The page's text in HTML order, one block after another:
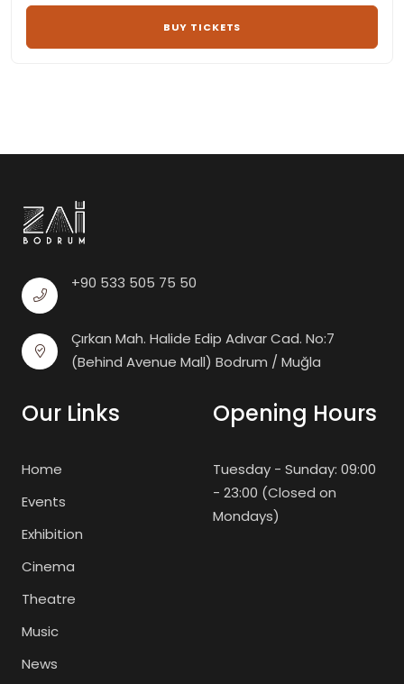
BUY TICKETS
+90 533 505 75 50
Çırkan Mah. Halide Edip Adıvar Cad. No:7
(Behind Avenue Mall) Bodrum / Muğla
Our Links
Home
Events
Exhibition
Cinema
Theatre
Music
News
Opening Hours
Tuesday - Sunday: 09:00
- 23:00 (Closed on
Mondays)